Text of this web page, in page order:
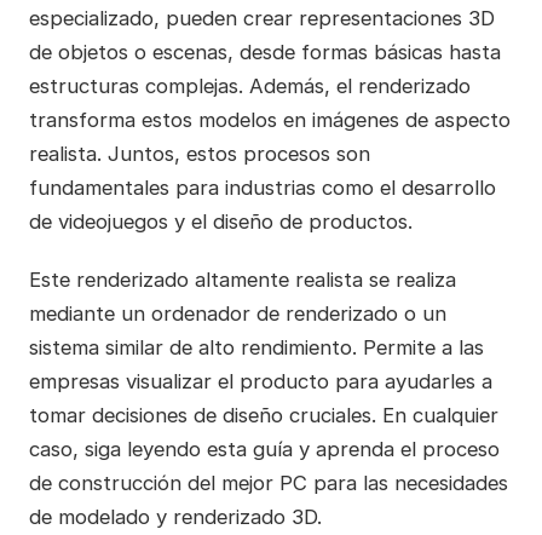
especializado, pueden crear representaciones 3D
de objetos o escenas, desde formas básicas hasta
estructuras complejas. Además, el renderizado
transforma estos modelos en imágenes de aspecto
realista. Juntos, estos procesos son
fundamentales para industrias como el desarrollo
de videojuegos y el diseño de productos.
Este renderizado altamente realista se realiza
mediante un ordenador de renderizado o un
sistema similar de alto rendimiento. Permite a las
empresas visualizar el producto para ayudarles a
tomar decisiones de diseño cruciales. En cualquier
caso, siga leyendo esta guía y aprenda el proceso
de construcción del mejor PC para las necesidades
de modelado y renderizado 3D.